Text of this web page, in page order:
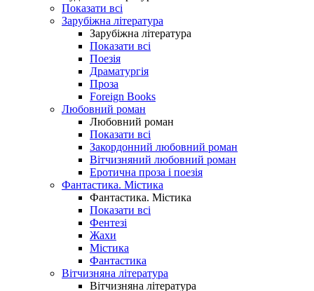
Показати всі
Зарубіжна література
Зарубіжна література
Показати всі
Поезія
Драматургія
Проза
Foreign Books
Любовний роман
Любовний роман
Показати всі
Закордонний любовний роман
Вітчизняний любовний роман
Еротична проза і поезія
Фантастика. Містика
Фантастика. Містика
Показати всі
Фентезі
Жахи
Містика
Фантастика
Вітчизняна література
Вітчизняна література